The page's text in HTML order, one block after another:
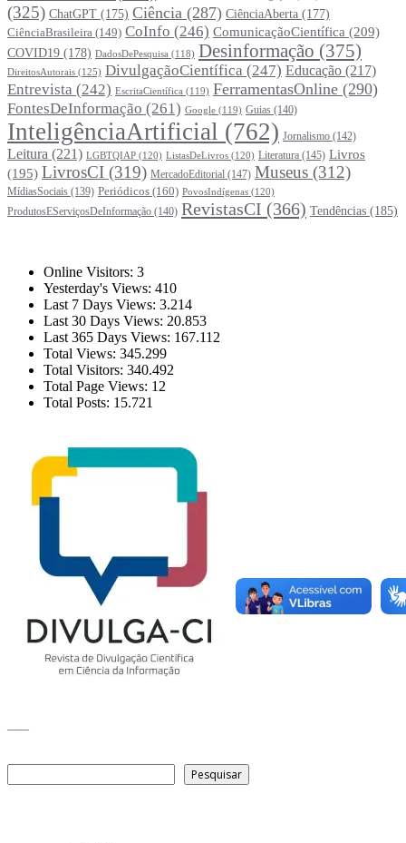
(325) ChatGPT (175) Ciência (287) CiênciaAberta (177)
CiênciaBrasileira (149) CoInfo (246) ComunicaçãoCientífica (209)
COVID19 (178) DadosDePesquisa (118) Desinformação (375)
DireitosAutorais (125) DivulgaçãoCientífica (247) Educação (217)
Entrevista (242) EscritaCientífica (119) FerramentasOnline (290)
FontesDeInformação (261) Google (119) Guias (140)
InteligênciaArtificial (762) Jornalismo (142)
Leitura (221) LGBTQIAP (120) ListasDeLivros (120) Literatura (145) Livros
(195) LivrosCI (319) MercadoEditorial (147) Museus (312)
MídiasSociais (139) Periódicos (160) PovosIndígenas (120)
ProdutosEServiçosDeInformação (140) RevistasCI (366) Tendências (185)
Online Visitors: 3
Yesterday's Views: 410
Last 7 Days Views: 3.214
Last 30 Days Views: 20.853
Last 365 Days Views: 167.112
Total Views: 345.299
Total Visitors: 340.492
Total Page Views: 12
Total Posts: 15.721
Pesquisar